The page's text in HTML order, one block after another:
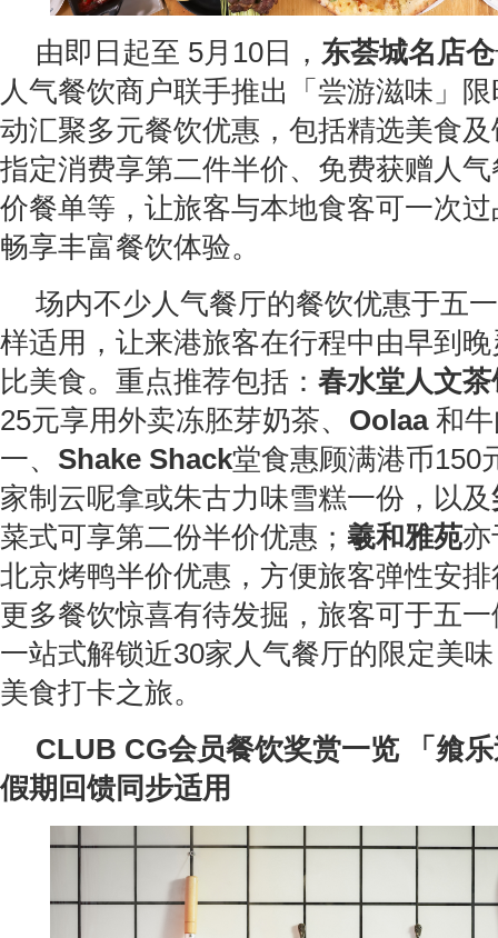
由即日起至 5月10日， 东荟城名店仓
人气餐饮商户联手推出「尝游滋味」
动汇聚多元餐饮优惠，包括精选美食
指定消费享第二件半价、免费获赠人
价餐单等，让旅客与本地食客可一次
畅享丰富餐饮体验。
场内不少人气餐厅的餐饮优惠于五
样适用，让来港旅客在行程中由早到
比美食。重点推荐包括： 春水堂人文茶
25元享用外卖冻胚芽奶茶、 Oolaa和牛
一、 Shake Shack堂食惠顾满港币150
家制云呢拿或朱古力味雪糕一份，以及
菜式可享第二份半价优惠； 羲和雅苑亦
北京烤鸭半价优惠，方便旅客弹性安
更多餐饮惊喜有待发掘，旅客可于五
一站式解锁近30家人气餐厅的限定美
美食打卡之旅。
CLUB CG会员餐饮奖赏一览 「飨
假期回馈同步适用